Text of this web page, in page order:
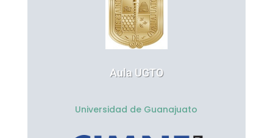
Aula UGTO
Universidad de Guanajuato